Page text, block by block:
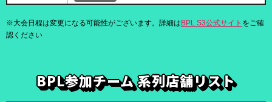
※大会日程は変更になる可能性がございます。詳細はBPL S3公式サイト をご確
認ください
BPL参加チーム 系列店舗リスト